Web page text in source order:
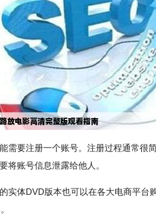
需要注册一个账号。注册过程通常很
将账号信息泄露给他人。
实体DVD版本也可以在各大电商平台